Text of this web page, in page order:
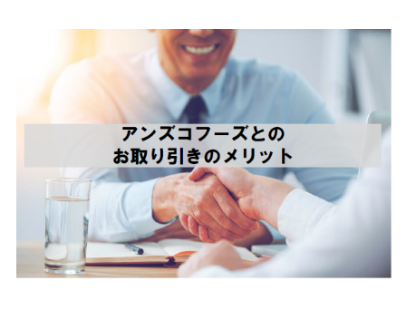
Our Products
商品紹介(ラム肉・牛肉)
Topics
トピックス
About ANZCO Foods
アンズコフーズとは
Contact Us